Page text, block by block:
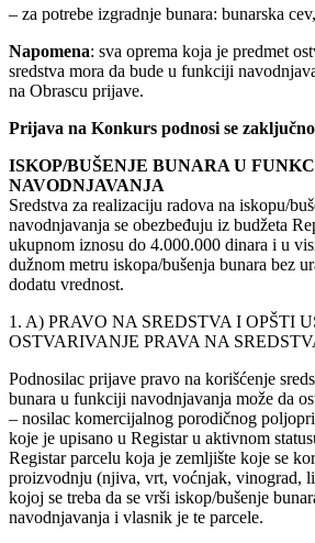
– za potrebe izgradnje bunara: bunarska
Napomena: sva oprema koja je predmet
sredstva mora da bude u funkciji
na Obrascu prijave.
Prijava na Konkurs podnosi se zaključno
ISKOP/BUŠENJE BUNARA U
NAVODNJAVANJA
Sredstva za realizaciju radova na iskopu/
navodnjavanja se obezbeđuju iz budžeta
ukupnom iznosu do 4.000.000 dinara i u
dužnom metru iskopa/bušenja bunara bez
dodatu vrednost.
1. A) PRAVO NA SREDSTVA I OPŠTI
OSTVARIVANJE PRAVA NA
Podnosilac prijave pravo na korišćenje
bunara u funkciji navodnjavanja može da
– nosilac komercijalnog porodičnog
koje je upisano u Registar u aktivnom
Registar parcelu koja je zemljište koje se
proizvodnju (njiva, vrt, voćnjak, vinograd,
kojoj se treba da se vrši iskop/bušenje
navodnjavanja i vlasnik je te parcele.